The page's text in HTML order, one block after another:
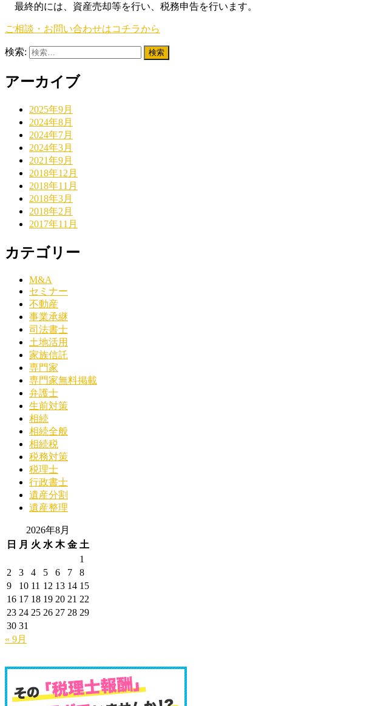
最終的には、資産売却等を行い、税務申告を行います。
ご相談・お問い合わせはコチラから
検索:
アーカイブ
2025年9月
2024年8月
2024年7月
2024年3月
2021年9月
2018年12月
2018年11月
2018年3月
2018年2月
2017年11月
カテゴリー
M&A
セミナー
不動産
事業承継
司法書士
土地活用
家族信託
専門家
専門家無料掲載
弁護士
生前対策
相続
相続全般
相続税
税務対策
税理士
行政書士
遺産分割
遺産整理
2026年8月
日
月 火 水 木 金 土
1
2
3 4 5 6 7
8
9
10 11 12 13 14 15
16 17 18 19 20 21 22
23 24 25 26 27 28 29
30 31
« 9月